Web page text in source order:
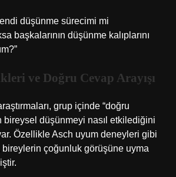
düşünme sürecimi mi
başkalarının düşünme kalıplarını
ve Doğru Cevap Arayışı
grup içinde “doğru
bireysel düşünmeyi nasıl etkilediğini
Özellikle Asch uyum deneyleri gibi
bireylerin çoğunluk görüşüne uyma